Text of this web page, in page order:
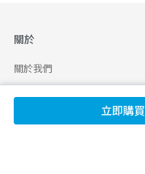
立即購買
關於
關於我們
合作申請